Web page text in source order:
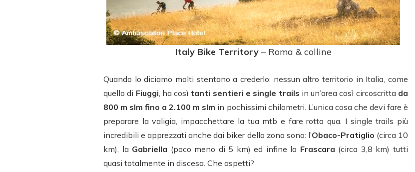
Italy Bike Territory– Roma & colline
Quando lo diciamo molti stentano a crederlo: nessun altro territorio in Italia, come
quello di Fiuggi, ha così tanti sentieri e single trails in un’area così circoscritta da
800 m slm fino a 2.100 m slm in pochissimi chilometri. L’unica cosa che devi fare è
preparare la valigia, impacchettare la tua mtb e fare rotta qua. I single trails più
incredibili e apprezzati anche dai biker della zona sono: l’Obaco-Pratiglio (circa 10
km), la Gabriella (poco meno di 5 km) ed infine la Frascara (circa 3,8 km) tutti
quasi totalmente in discesa. Che aspetti?